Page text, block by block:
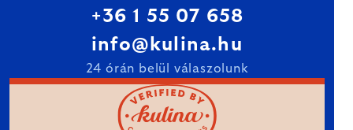
+36 1 55 07 658
info@kulina.hu
24 órán belül válaszolunk